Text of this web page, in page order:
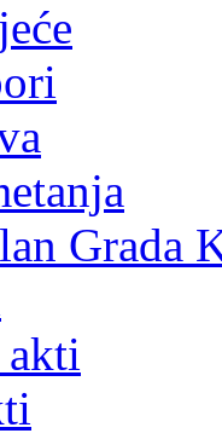
Grada